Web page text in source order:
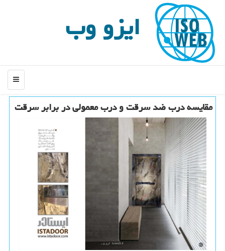
ایزو وب
منو
مقایسه درب ضد سرقت و درب معمولی در برابر سرقت